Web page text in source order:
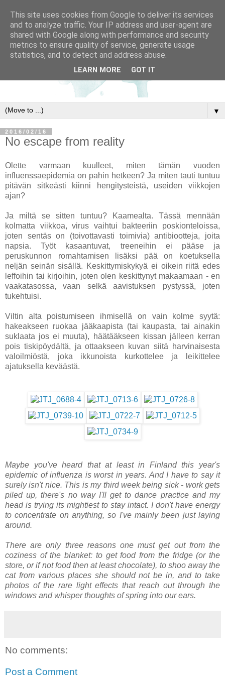
▼
2016/02/16
No escape from reality
Olette varmaan kuulleet, miten tämän vuoden
influenssaepidemia on pahin hetkeen? Ja miten tauti tuntuu
pitävän sitkeästi kiinni hengitysteistä, useiden viikkojen
ajan?
Ja miltä se sitten tuntuu? Kaamealta. Tässä mennään
kolmatta viikkoa, virus vaihtui bakteeriin poskionteloissa,
joten sentäs on (toivottavasti toimivia) antibiootteja, joita
napsia. Työt kasaantuvat, treeneihin ei pääse ja
peruskunnon romahtamisen lisäksi pää on koetuksella
neljän seinän sisällä. Keskittymiskykyä ei oikein riitä edes
leffoihin tai kirjoihin, joten olen keskittynyt makaamaan - en
vaakatasossa, vaan selkä aavistuksen pystyssä, joten
tukehtuisi.
Viltin alta poistumiseen ihmisellä on vain kolme syytä:
hakeakseen ruokaa jääkaapista (tai kaupasta, tai ainakin
suklaata jos ei muuta), häätääkseen kissan jälleen kerran
pois tiskipöydältä, ja ottaakseen kuvan siitä harvinaisesta
valoilmiöstä, joka ikkunoista kurkottelee ja leikittelee
ajatuksella keväästä.
Maybe you've heard that at least in Finland this year's
epidemic of influenza is worst in years. And I have to say it
surely isn't nice. This is my third week being sick - work gets
piled up, there's no way I'll get to dance practice and my
head is trying its mightiest to stay intact. I don't have energy
to concentrate on anything, so I've mainly been just laying
around.
There are only three reasons one must get out from the
coziness of the blanket: to get food from the fridge (or the
store, or if not food then at least chocolate), to shoo away the
cat from various places she should not be in, and to take
photos of the rare light effects that reach out through the
windows and whisper thoughts of spring into our ears.
No comments:
Post a Comment
This site uses cookies from Google to deliver its services
and to analyze traffic. Your IP address and user-agent are
shared with Google along with performance and security
metrics to ensure quality of service, generate usage
statistics, and to detect and address abuse.
LEARN MORE GOT IT